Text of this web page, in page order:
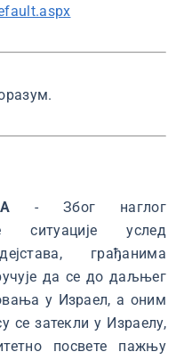
- Због наглог
ситуације услед
грађанима
да се до даљњег
у Израел, а оним
се затекли у Израелу,
посвете пажњу